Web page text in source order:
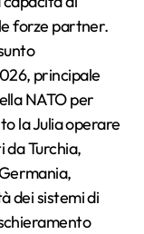
forze partner.
principale
NATO per
la Julia operare
Turchia,
dei sistemi di